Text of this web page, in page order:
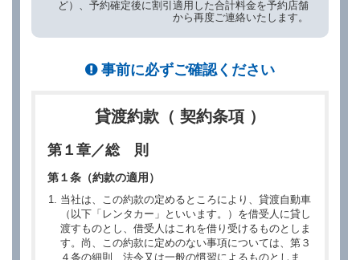
ど）、予約確定後に割引適用した合計料金を予約店舗
から再度ご連絡いたします。
事前に必ずご確認ください
貸渡約款（ 契約条項 ）
第１章／総 則
第１条（約款の適用）
当社は、この約款の定めるところにより、貸渡自動車
（以下「レンタカー」といいます。）を借受人に貸し
渡すものとし、借受人はこれを借り受けるものとしま
す。尚、この約款に定めのない事項については、第３
４条の細則、法令又は一般の慣習によるものとしま